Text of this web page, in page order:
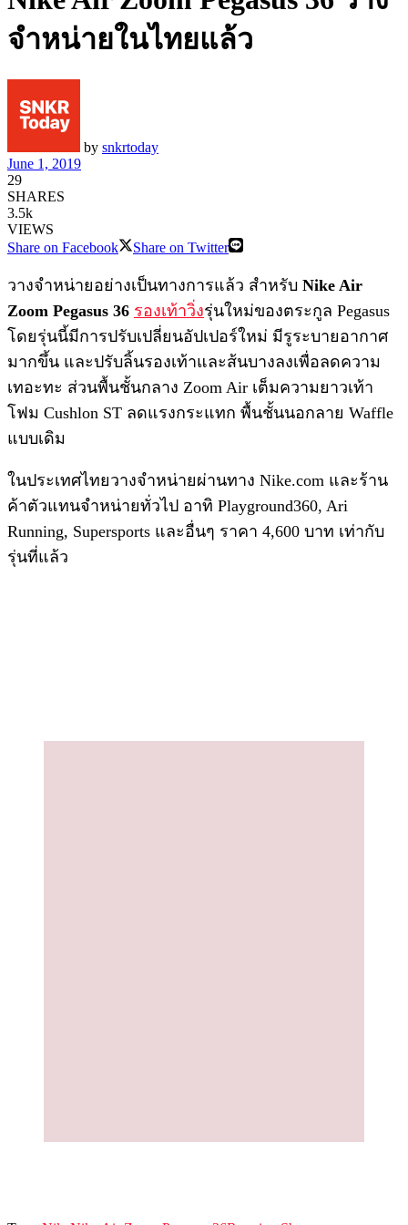
จำหน่ายในไทยแล้ว
by snkrtoday
June 1, 2019
29
SHARES
3.5k
VIEWS
Share on Facebook
Share on Twitter
วางจำหน่ายอย่างเป็นทางการแล้ว สำหรับ Nike Air
Zoom Pegasus 36 รองเท้าวิ่งรุ่นใหม่ของตระกูล Pegasus
โดยรุ่นนี้มีการปรับเปลี่ยนอัปเปอร์ใหม่ มีรูระบายอากาศ
มากขึ้น และปรับลิ้นรองเท้าและส้นบางลงเพื่อลดความ
เทอะทะ ส่วนพื้นชั้นกลาง Zoom Air เต็มความยาวเท้า
โฟม Cushlon ST ลดแรงกระแทก พื้นชั้นนอกลาย Waffle
แบบเดิม
ในประเทศไทยวางจำหน่ายผ่านทาง Nike.com และร้าน
ค้าตัวแทนจำหน่ายทั่วไป อาทิ Playground360, Ari
Running, Supersports และอื่นๆ ราคา 4,600 บาท เท่ากับ
รุ่นที่แล้ว